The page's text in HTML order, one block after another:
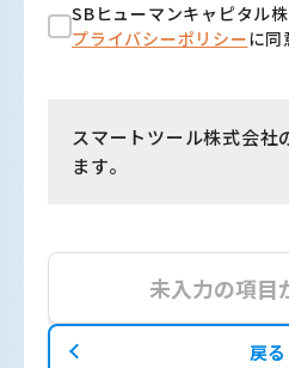
SBヒューマンキャピタル
プライバシーポリシーに同
スマートツール株式会社
ます。
未入力の項目
戻る